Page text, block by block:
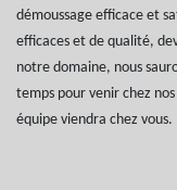
démoussage efficace et
efficaces et de qualité,
notre domaine, nous
temps pour venir chez
équipe viendra chez vous.